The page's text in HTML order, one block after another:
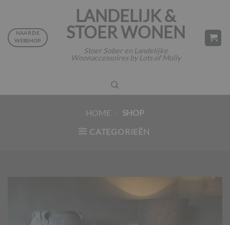
inhoud
LANDELIJK &
STOER WONEN
Stoer Sober en Landelijke
Woonaccessoires by Lots of Molly
NAAR DE
WEBSHOP
HOME
SHOP
CATEGORIEËN